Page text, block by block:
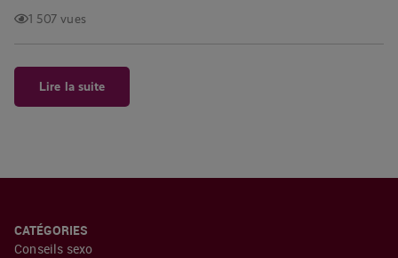
1 507 vues
Lire la suite
CATÉGORIES
Conseils sexo